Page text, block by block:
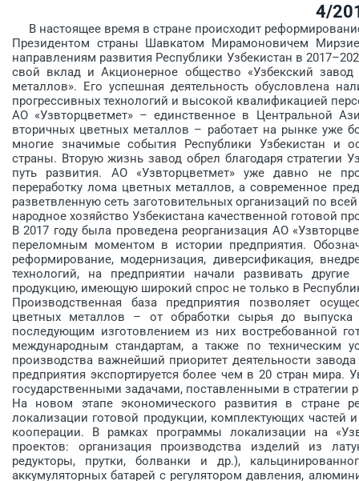
4/
В настоящее время в стране происходит
Президентом страны Шавкатом Мирамоновичем
направлениям развития Республики Узбекистан в
свой вклад и Акционерное общество «Узбекский
металлов». Его успешная деятельность обусловлена
прогрессивных технологий и высокой квалификацией
АО «Узвторцветмет» – единственное в Центральной
вторичных цветных металлов – работает на рынке уже
многие значимые события Республики Узбекистан и
страны. Вторую жизнь завод обрел благодаря стратегии
путь развития. АО «Узвторцветмет» уже давно не
переработку лома цветных металлов, а современное
разветвленную сеть заготовительных организаций по
народное хозяйство Узбекистана качественной готовой
В 2017 году была проведена реорганизация АО
переломным моментом в истории предприятия.
реформирование, модернизация, диверсификация,
технологий, на предприятии начали развивать
продукцию, имеющую широкий спрос не только в
Производственная база предприятия позволяет
цветных металлов – от обработки сырья до выпуска
последующим изготовлением из них востребованной
международным стандартам, а также по техническим
производства важнейший приоритет деятельности
предприятия экспортируется более чем в 20 стран
государственными задачами, поставленными в стратегии
На новом этапе экономического развития в стране
локализации готовой продукции, комплектующих
кооперации. В рамках программы локализации на
проектов: организация производства изделий из
редукторы, прутки, болванки и др.),
аккумуляторных батарей с регулятором давления,